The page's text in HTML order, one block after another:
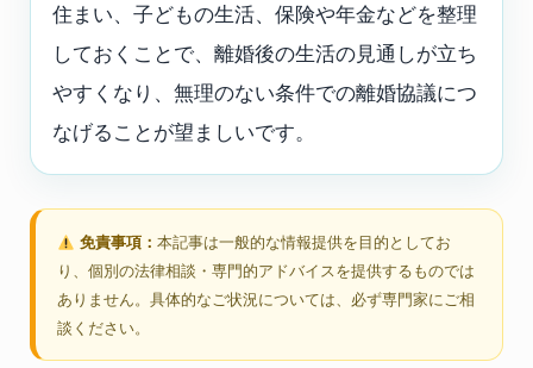
住まい、子どもの生活、保険や年金などを整理
しておくことで、離婚後の生活の見通しが立ち
やすくなり、無理のない条件での離婚協議につ
なげることが望ましいです。
免責事項： 本記事は一般的な情報提供を目的としてお
り、個別の法律相談・専門的アドバイスを提供するものでは
ありません。具体的なご状況については、必ず専門家にご相
談ください。